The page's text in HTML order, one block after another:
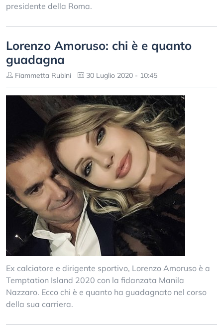
presidente della Roma.
Lorenzo Amoruso: chi è e quanto
guadagna
Fiammetta Rubini 30 Luglio 2020 - 10:45
Ex calciatore e dirigente sportivo, Lorenzo Amoruso è a
Temptation Island 2020 con la fidanzata Manila
Nazzaro. Ecco chi è e quanto ha guadagnato nel corso
della sua carriera.